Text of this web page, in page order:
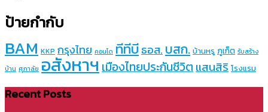
ป้ายกำกับ
BAM KKP กรุงไทย คอนโด ทีทีบีธอส. บสก. บ้านหรู ภูเก็ต รับสร้าง
บ้าน ศุภาลัย อสังหาฯเมืองไทยประกันชีวิต แสนสิริ โรงแรม
Recent Posts